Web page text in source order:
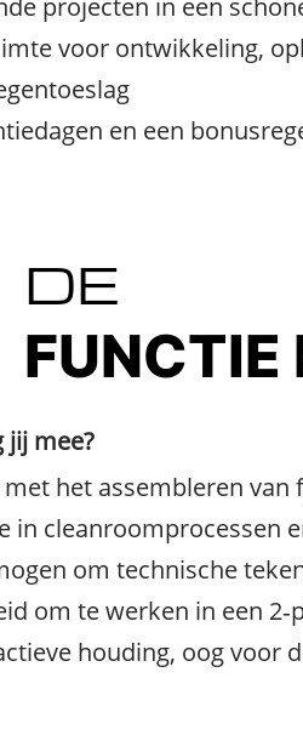
projecten in een
voor ontwikkeling,
en een
DE
FUNCTIE
jij mee?
met het assembleren
in cleanroomprocessen
om technische
om te werken in een
houding, oog voor